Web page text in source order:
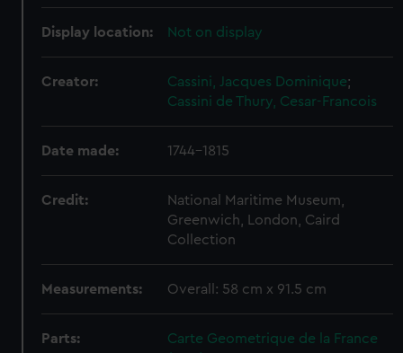
Display location: Not on display
Creator: Cassini, Jacques Dominique;
Cassini de Thury, Cesar-Francois
Date made: 1744-1815
Credit:
National Maritime Museum,
Greenwich, London, Caird
Collection
Measurements: Overall: 58 cm x 91.5 cm
Parts:
Carte Geometrique de la France